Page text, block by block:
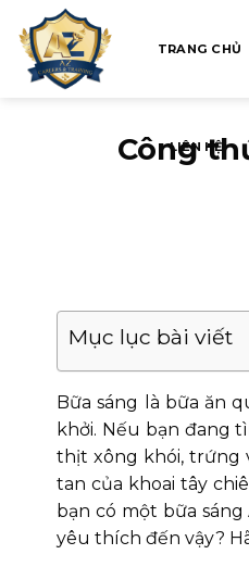
content
TRANG CHỦ
LIÊN HỆ
Công
Mục lục bài viết
Bữa sáng là bữa ăn
khởi. Nếu bạn đang
thịt xông khói, trứng
tan của khoai tây
bạn có một bữa
yêu thích đến vậy?